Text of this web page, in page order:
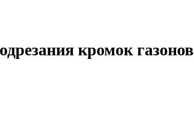
кромок газонов